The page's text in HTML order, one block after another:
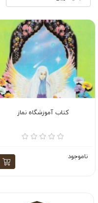
کتاب آموزشگاه نماز
ناموجود